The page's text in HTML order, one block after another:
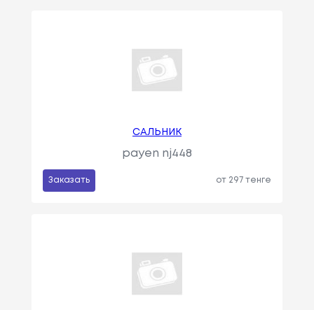
САЛЬНИК
payen nj448
Заказать от 297 тенге